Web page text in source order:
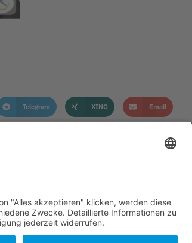
Telegram XING Email
DATENSCHUTZHINWEIS